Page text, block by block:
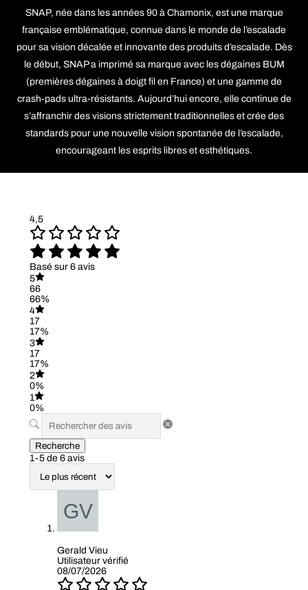
SNAP, née dans les années 90 à Chamonix, est une marque
française emblématique, connue dans le monde de l’escalade
pour sa vision décalée et innovante des produits d’escalade. Dès
le début, SNAP a imprimé sa marque avec les dégaines BUM
(premières dégaines à doigt fil en France) et une gamme de
crash-pads ultra-résistants. Aujourd’hui encore, elle continue de
s’affranchir des visions strictement traditionnelles et crée des
standards pour une nouvelle vision spontanée de l’escalade,
encourageant les esprits libres et esthétiques.
4,5
Basé sur 6 avis
5
66
66%
4
17
17%
3
17
17%
2
0%
1
0%
Recherche
1-5 de 6 avis
Gerald Vieu
Utilisateur vérifié
08/07/2026